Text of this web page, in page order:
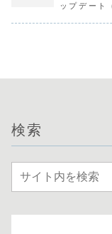
ップデート
検索